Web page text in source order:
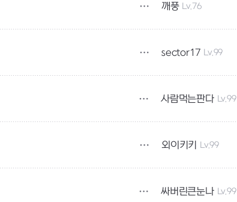
깨풍 Lv.76
sector17 Lv.99
사람먹는판다 Lv.99
외이키키 Lv.99
싸버린큰눈나 Lv.99